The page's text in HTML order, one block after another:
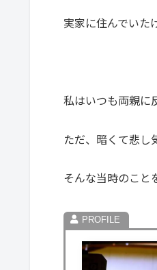
実家に住んでいた
私はいつも両親に
ただ、暗くて悲し
そんな当時のこと